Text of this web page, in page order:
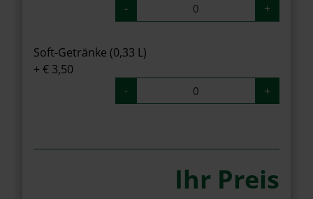
-
+
Soft-Getränke (0,33 L)
+ € 3,50
-
+
Ihr Preis